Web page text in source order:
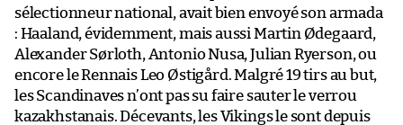
sélectionneur national, avait bien envoyé son armada
: Haaland, évidemment, mais aussi Martin Ødegaard,
Alexander Sørloth, Antonio Nusa, Julian Ryerson, ou
encore le Rennais Leo Østigård. Malgré 19 tirs au but,
les Scandinaves n’ont pas su faire sauter le verrou
kazakhstanais. Décevants, les Vikings le sont depuis